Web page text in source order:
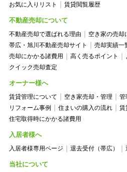
お気に入りリスト
賃貸閲覧履歴
不動産売却について
不動産売却で選ばれる理由
空き家の売却
帯広・旭川不動産売却サイト
売却実績一
売却にかかる諸費用
高く売るポイント
クイック売却査定
オーナー様へ
賃貸管理について 空き家売却・管理
管
リフォーム事例
住まいの購入の流れ
賃
住宅取得時にかかる諸費用
入居者様へ
入居者様専用ページ 退去受付（帯広）
当社について